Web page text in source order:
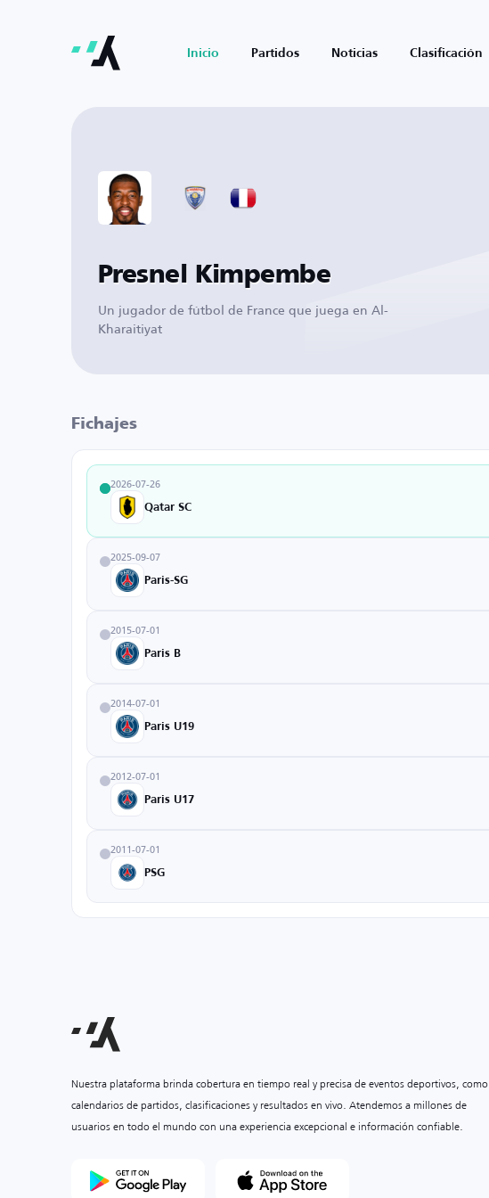
Inicio Partidos Noticias Clasificación
Presnel Kimpembe
Un jugador de fútbol de France que juega en Al-
Kharaitiyat
Fichajes
2026-07-26
Qatar SC
2025-09-07
Paris-SG
2015-07-01
Paris B
2014-07-01
Paris U19
2012-07-01
Paris U17
2011-07-01
PSG
Nuestra plataforma brinda cobertura en tiempo real y precisa de eventos deportivos, como
calendarios de partidos, clasificaciones y resultados en vivo. Atendemos a millones de
usuarios en todo el mundo con una experiencia excepcional e información confiable.